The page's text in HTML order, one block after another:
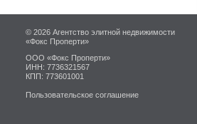
© 2026 Агентство элитной недвижимости
«Фокс Проперти»
ООО «Фокс Проперти»
ИНН: 7736321567
КПП: 773601001
Пользовательское соглашение